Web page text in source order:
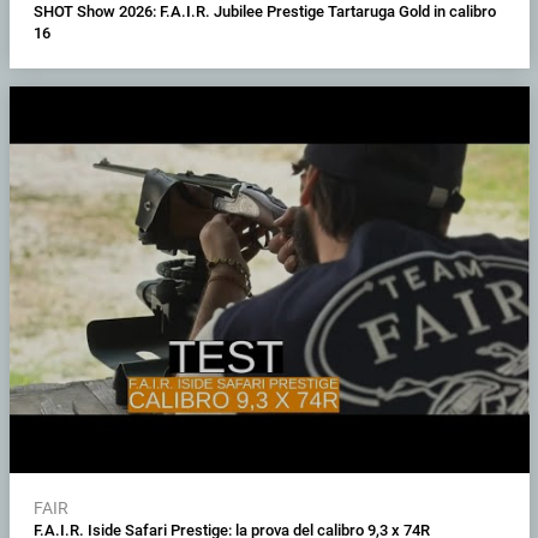
SHOT Show 2026: F.A.I.R. Jubilee Prestige Tartaruga Gold in calibro
16
FAIR
F.A.I.R. Iside Safari Prestige: la prova del calibro 9,3 x 74R